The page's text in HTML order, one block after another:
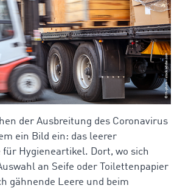
der Ausbreitung des Coronavirus
ein Bild ein: das leerer
Hygieneartikel. Dort, wo sich
an Seife oder Toilettenpapier
gähnende Leere und beim